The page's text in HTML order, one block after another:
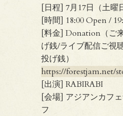
[日程] 7月17日（土曜
[時間] 18:00 Open /
[料金] Donation（ご
げ銭/ライブ配信ご視
投げ銭）
https://forestjam.net/
[出演] RABIRABI
[会場] アジアンカフ
フ